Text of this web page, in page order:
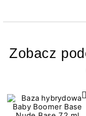
Zobacz